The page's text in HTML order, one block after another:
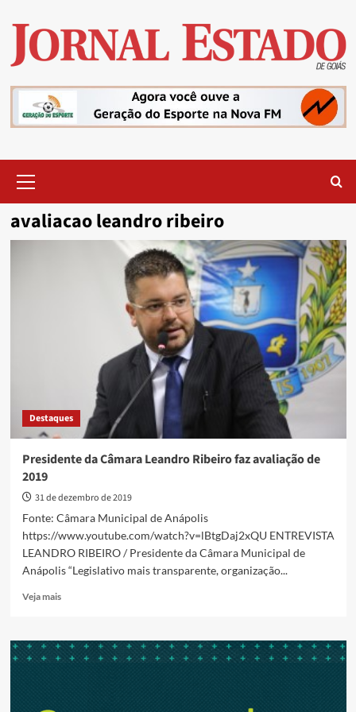
content
Menu
avaliacao leandro ribeiro
Destaques
Presidente da Câmara Leandro Ribeiro faz avaliação de
2019
31 de dezembro de 2019
Fonte: Câmara Municipal de Anápolis
https://www.youtube.com/watch?v=lBtgDaj2xQU ENTREVISTA
LEANDRO RIBEIRO / Presidente da Câmara Municipal de
Anápolis “Legislativo mais transparente, organização...
Veja maisRead
Presidente